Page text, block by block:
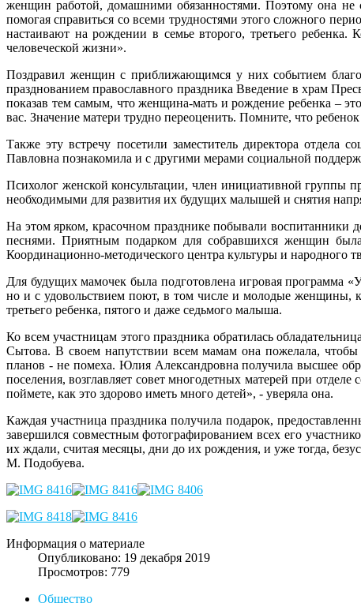
женщин работой, домашними обязанностями. Поэтому она не
помогая справиться со всеми трудностями этого сложного
настаивают на рождении в семье второго, третьего
человеческой жизни».
Поздравил женщин с приближающимся у них событием
празднованием православного праздника Введение в храм
показав тем самым, что женщина-мать и рождение ребенка –
вас. Значение матери трудно переоценить. Помните, что
Также эту встречу посетили заместитель директора
Павловна познакомила и с другими мерами социальной
Психолог женской консультации, член инициативной группы
необходимыми для развития их будущих малышей и снятия
На этом ярком, красочном празднике побывали воспитанники
песнями. Приятным подарком для собравшихся женщин
Координационно-методического центра культуры и народного
Для будущих мамочек была подготовлена игровая программа
но и с удовольствием поют, в том числе и молодые женщины,
третьего ребенка, пятого и даже седьмого малыша.
Ко всем участницам этого праздника обратилась
Сытова. В своем напутствии всем мамам она пожелала,
планов - не помеха. Юлия Александровна получила высшее
поселения, возглавляет совет многодетных матерей при
поймете, как это здорово иметь много детей», - уверяла она.
Каждая участница праздника получила подарок,
завершился совместным фотографированием всех его
их ждали, считая месяцы, дни до их рождения, и уже тогда,
М. Подобуева.
Информация о материале
Опубликовано: 19 декабря 2019
Просмотров: 779
Общество